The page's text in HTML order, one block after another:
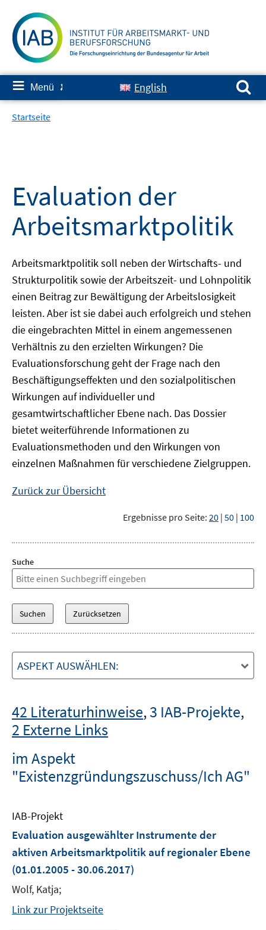
zum
Inhalt
≡ Menü ✘ English
Suchen nach:
Startseite
Evaluation der
Arbeitsmarktpolitik
Arbeitsmarktpolitik soll neben der Wirtschafts- und
Strukturpolitik sowie der Arbeitszeit- und Lohnpolitik
einen Beitrag zur Bewältigung der Arbeitslosigkeit
leisten. Aber ist sie dabei auch erfolgreich und stehen
die eingebrachten Mittel in einem angemessenen
Verhältnis zu den erzielten Wirkungen? Die
Evaluationsforschung geht der Frage nach den
Beschäftigungseffekten und den sozialpolitischen
Wirkungen auf individueller und
gesamtwirtschaftlicher Ebene nach. Das Dossier
bietet weiterführende Informationen zu
Evaluationsmethoden und den Wirkungen von
einzelnen Maßnahmen für verschiedene Zielgruppen.
Zurück zur Übersicht
Ergebnisse pro Seite: 20 | 50 | 100
Suche
ASPEKT AUSWÄHLEN:
42 Literaturhinweise,3 IAB-Projekte,
2 Externe Links
im Aspekt
"Existenzgründungszuschuss/Ich AG"
IAB-Projekt
Evaluation ausgewählter Instrumente der
aktiven Arbeitsmarktpolitik auf regionaler Ebene
(01.01.2005 - 30.06.2017)
Wolf, Katja;
Link zur Projektseite